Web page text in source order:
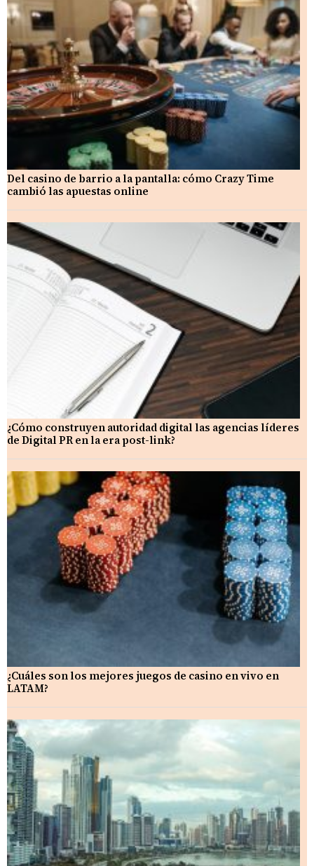
Del casino de barrio a la pantalla: cómo Crazy Time
cambió las apuestas online
¿Cómo construyen autoridad digital las agencias líderes
de Digital PR en la era post-link?
¿Cuáles son los mejores juegos de casino en vivo en
LATAM?